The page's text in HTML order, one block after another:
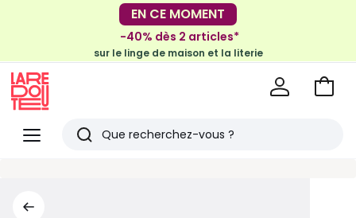
-30€ tous les 100€*
sur le meuble & la déco
EN CE MOMENT
-40% dès 2 articles*
sur le linge de maison et la literie
Menu
Redoute
Rechercher
Voir